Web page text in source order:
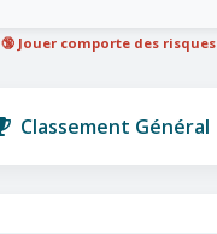
🔞 Jouer comporte des risques
Classement Général